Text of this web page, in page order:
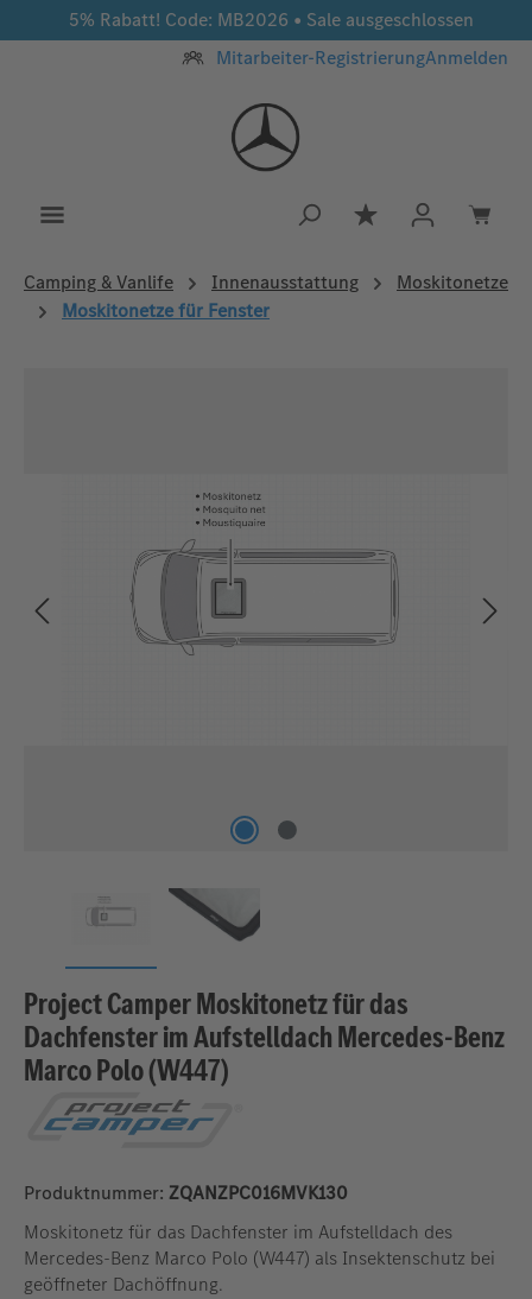
Zum Hauptinhalt springen
5% Rabatt! Code: MB2026 • Sale ausgeschlossen
Mitarbeiter-RegistrierungAnmelden
Du hast 0
Camping & Vanlife Innenausstattung
Moskitonetze
Moskitonetze für Fenster
Project Camper Moskitonetz für das
Dachfenster im Aufstelldach Mercedes-Benz
Marco Polo (W447)
Produktnummer: ZQANZPC016MVK130
Moskitonetz für das Dachfenster im Aufstelldach des
Mercedes-Benz Marco Polo (W447) als Insektenschutz bei
geöffneter Dachöffnung.